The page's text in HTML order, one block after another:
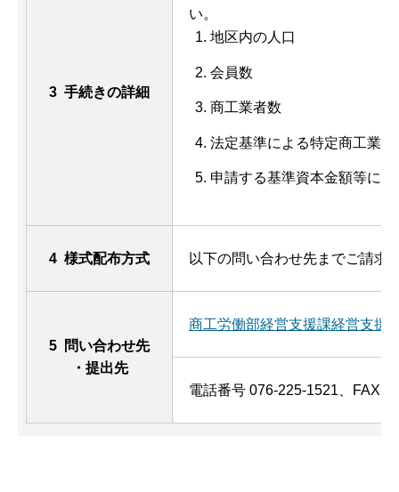
3 手続きの詳細
い。
地区内の人口
会員数
商工業者数
法定基準による特定商工業者
申請する基準資本金額等に
4 様式配布方式 以下の問い合わせ先までご請求
5 問い合わせ先
・提出先
商工労働部経営支援課経営支援
電話番号 076-225-1521、FAX